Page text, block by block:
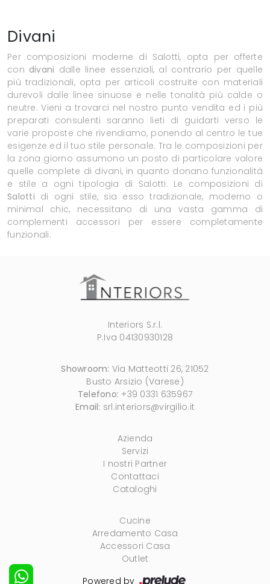
Divani
Per composizioni moderne di Salotti, opta per offerte
con divani dalle linee essenziali, al contrario per quelle
più tradizionali, opta per articoli costruite con materiali
durevoli dalle linee sinuose e nelle tonalità più calde o
neutre. Vieni a trovarci nel nostro punto vendita ed i più
preparati consulenti saranno lieti di guidarti verso le
varie proposte che rivendiamo, ponendo al centro le tue
esigenze ed il tuo stile personale. Tra le composizioni per
la zona giorno assumono un posto di particolare valore
quelle complete di divani, in quanto donano funzionalità
e stile a ogni tipologia di Salotti. Le composizioni di
Salotti di ogni stile, sia esso tradizionale, moderno o
minimal chic, necessitano di una vasta gamma di
complementi accessori per essere completamente
funzionali.
Interiors S.r.l.
P.Iva 04130930128
Showroom: Via Matteotti 26, 21052
Busto Arsizio (Varese)
Telefono: +39 0331 635967
Email: srl.interiors@virgilio.it
Azienda
Servizi
I nostri Partner
Contattaci
Cataloghi
Cucine
Arredamento Casa
Accessori Casa
Outlet
Powered by